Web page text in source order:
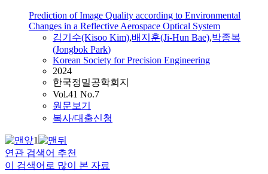
Prediction of Image Quality according to Environmental
Changes in a Reflective Aerospace Optical System
김기수(Kisoo Kim),배지훈(Ji-Hun Bae),박종복
(Jongbok Park)
Korean Society for Precision Engineering
2024
한국정밀공학회지
Vol.41 No.7
원문보기
복사/대출신청
1
연관 검색어 추천
이 검색어로 많이 본 자료